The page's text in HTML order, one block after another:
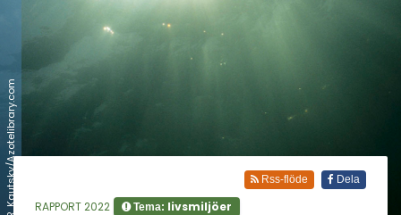
Bild: R. Kautsky/Azotelibrary.com Dela
Rss-flöde
RAPPORT 2022 Tema: livsmiljöer